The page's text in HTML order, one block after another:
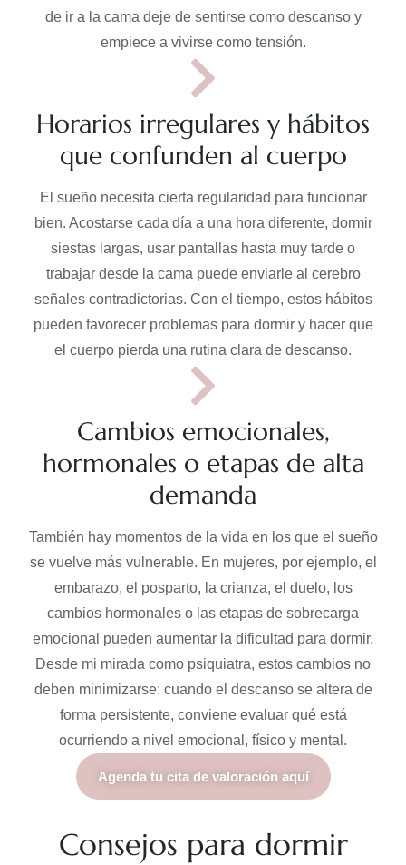
de ir a la cama deje de sentirse como descanso y
empiece a vivirse como tensión.
Horarios irregulares y hábitos
que confunden al cuerpo
El sueño necesita cierta regularidad para funcionar
bien. Acostarse cada día a una hora diferente, dormir
siestas largas, usar pantallas hasta muy tarde o
trabajar desde la cama puede enviarle al cerebro
señales contradictorias. Con el tiempo, estos hábitos
pueden favorecer problemas para dormir y hacer que
el cuerpo pierda una rutina clara de descanso.
Cambios emocionales,
hormonales o etapas de alta
demanda
También hay momentos de la vida en los que el sueño
se vuelve más vulnerable. En mujeres, por ejemplo, el
embarazo, el posparto, la crianza, el duelo, los
cambios hormonales o las etapas de sobrecarga
emocional pueden aumentar la dificultad para dormir.
Desde mi mirada como psiquiatra, estos cambios no
deben minimizarse: cuando el descanso se altera de
forma persistente, conviene evaluar qué está
ocurriendo a nivel emocional, físico y mental.
Agenda tu cita de valoración aquí
Consejos para dormir